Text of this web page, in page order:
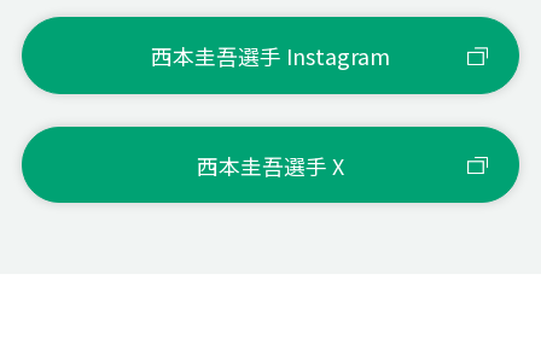
得意なプレ
ー・セールス
ポイント
ブロック・コートでの振る舞
い
ンクス
香水をつける
西本圭吾選手 Instagram
西本圭吾選手 X